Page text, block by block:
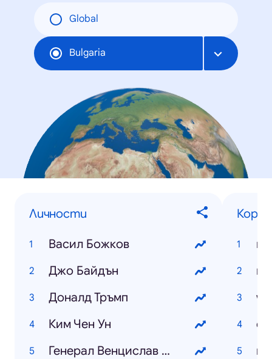
Global
Bulgaria
Личности
Васил Божков
Джо Байдън
Доналд Тръмп
Ким Чен Ун
Генерал Венцислав Мутафчийски